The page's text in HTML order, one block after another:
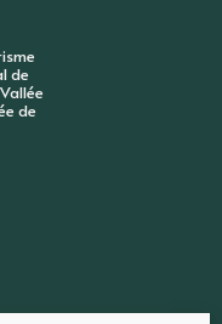
de
de